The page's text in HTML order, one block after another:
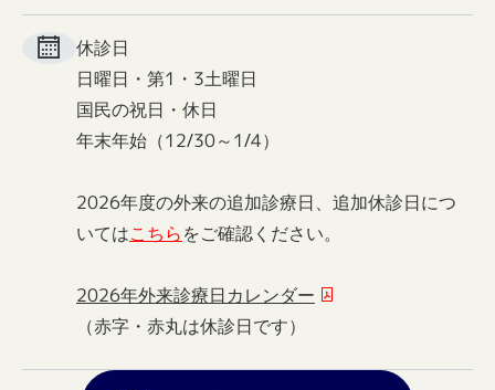
休診日
日曜日・第1・3土曜日
国民の祝日・休日
年末年始（12/30～1/4）
2026年度の外来の追加診療日、追加休診日につ
いてはこちらをご確認ください。
2026年外来診療日カレンダー
（赤字・赤丸は休診日です）